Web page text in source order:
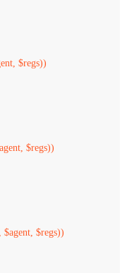
$regs))
$regs))
$agent, $regs))